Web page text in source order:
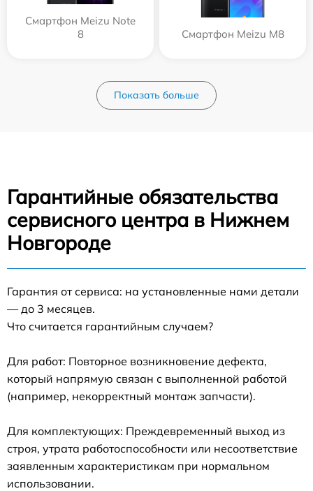
Смартфон Meizu Note
8
Смартфон Meizu M8
Показать больше
Гарантийные обязательства
сервисного центра в Нижнем
Новгороде
Гарантия от сервиса: на установленные нами детали
— до 3 месяцев.
Что считается гарантийным случаем?
Для работ: Повторное возникновение дефекта,
который напрямую связан с выполненной работой
(например, некорректный монтаж запчасти).
Для комплектующих: Преждевременный выход из
строя, утрата работоспособности или несоответствие
заявленным характеристикам при нормальном
использовании.